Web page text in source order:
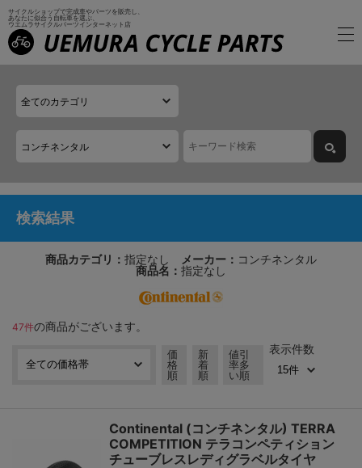
サイクルショップで完成車やパーツを販売し、
あなたに似合う自転車を選ぶ、
ウエムラサイクルパーツインターネット店
検索結果
商品カテゴリ： 指定なし メーカー： コンチネンタル
商品名： 指定なし
47件の商品がございます。
価
格
順
新
着
順
値引
率多
い順
表示件数
Continental (コンチネンタル) TERRA
COMPETITION テラコンペティション
チューブレスレディグラベルタイヤ